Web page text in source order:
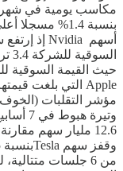
مكاسب يومية في
بنسبة 1.4%
حيث القيمة السوقية